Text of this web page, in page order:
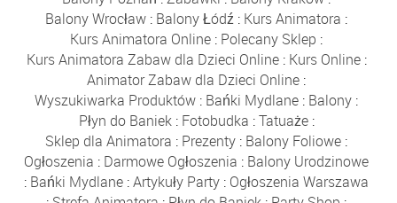
Balony Wrocław : Balony Łódź : Kurs Animatora :
Kurs Animatora Online : Polecany Sklep :
Kurs Animatora Zabaw dla Dzieci Online: Kurs Online:
Animator Zabaw dla Dzieci Online :
Wyszukiwarka Produktów : Bańki Mydlane : Balony :
Płyn do Baniek: Fotobudka :Tatuaże:
Sklep dla Animatora : Prezenty : Balony Foliowe :
Ogłoszenia : Darmowe Ogłoszenia : Balony Urodzinowe
: Bańki Mydlane :Artykuły Party : Ogłoszenia Warszawa